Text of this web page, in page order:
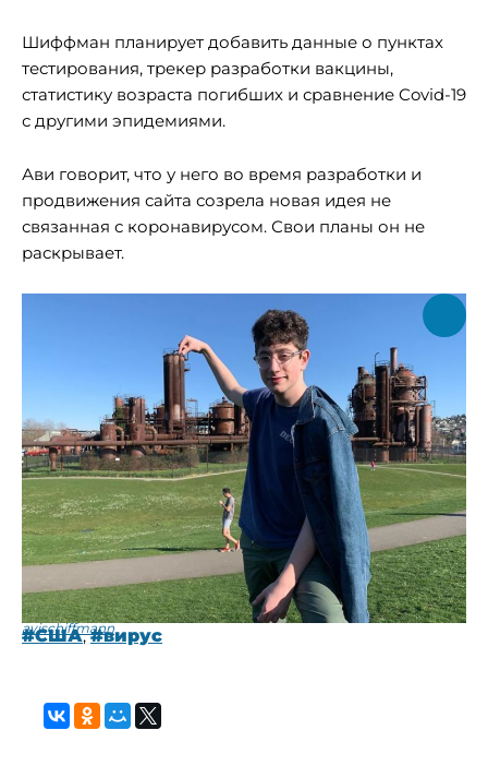
Шиффман планирует добавить данные о пунктах
тестирования, трекер разработки вакцины,
статистику возраста погибших и сравнение Covid-19
с другими эпидемиями.
Ави говорит, что у него во время разработки и
продвижения сайта созрела новая идея не
связанная с коронавирусом. Свои планы он не
раскрывает.
avischiffmann
#США,#вирус